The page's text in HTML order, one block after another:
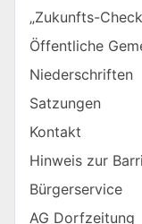
„Zukunfts-
Öffentliche
Niederschriften
Satzungen
Kontakt
Hinweis zur
Bürgerservice
AG Dorfzeitung